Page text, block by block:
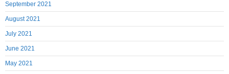
September 2021
August 2021
July 2021
June 2021
May 2021